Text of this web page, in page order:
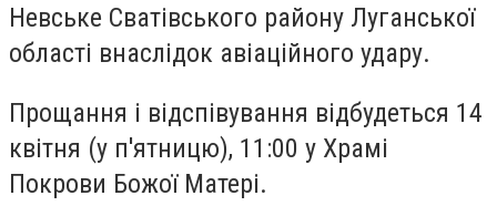
Невське Сватівського району Луганської
області внаслідок авіаційного удару.
Прощання і відспівування відбудеться 14
квітня (у п'ятницю), 11:00 у Храмі
Покрови Божої Матері.